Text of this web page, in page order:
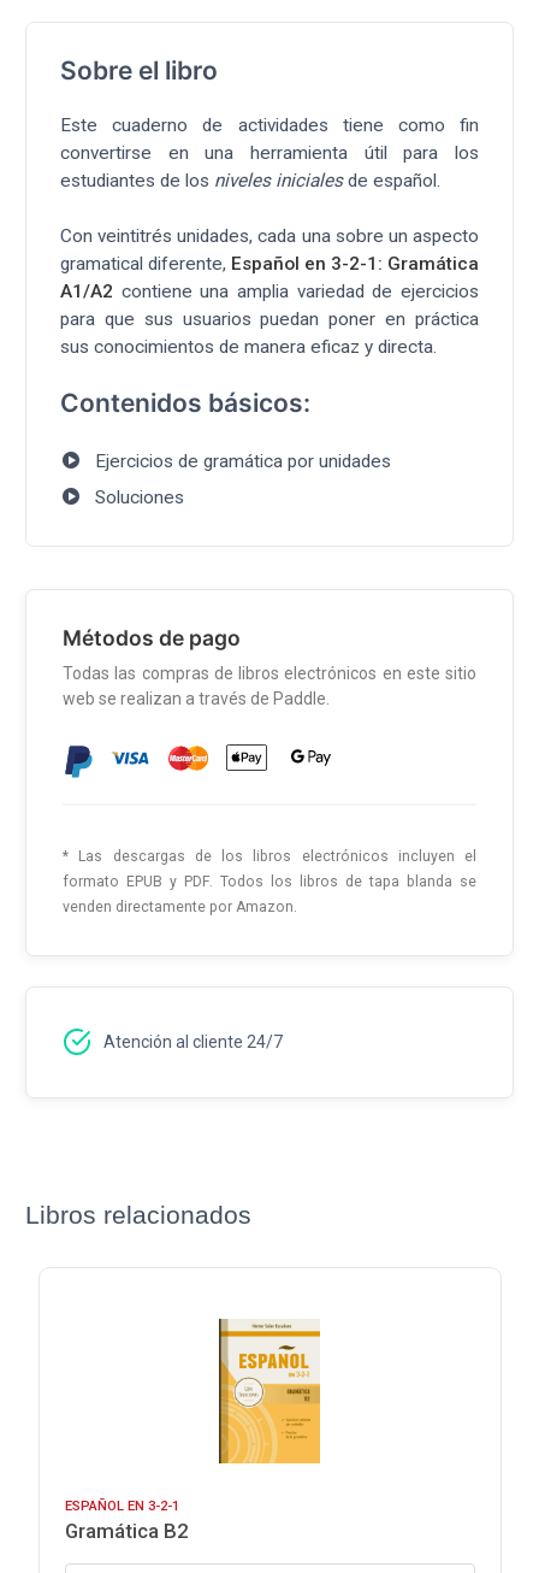
Sobre el libro
Este cuaderno de actividades tiene como fin
convertirse en una herramienta útil para los
estudiantes de los niveles inicialesde español.
Con veintitrés unidades, cada una sobre un aspecto
gramatical diferente, Español en 3-2-1: Gramática
A1/A2 contiene una amplia variedad de ejercicios
para que sus usuarios puedan poner en práctica
sus conocimientos de manera eficaz y directa.
Contenidos básicos:
Ejercicios de gramática por unidades
Soluciones
Métodos de pago
Todas las compras de libros electrónicos en este sitio
web se realizan a través de Paddle.
* Las descargas de los libros electrónicos incluyen el
formato EPUB y PDF. Todos los libros de tapa blanda se
venden directamente por Amazon.
Atención al cliente 24/7
Libros relacionados
ESPAÑOL EN 3-2-1
Gramática B2